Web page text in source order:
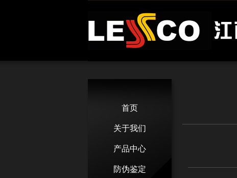
首页
关于我们
产品中心
防伪鉴定